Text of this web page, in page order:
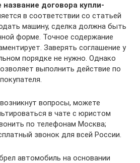
договора купли-
в соответствии со статьей
машину, сделка должна быть
форме. Точное содержание
Заверять соглашение у
порядке не нужно. Однако
выполнить действие по
вопросы, можете
в чате с юристом
по телефонам Москва;
звонок для всей России.
автомобиль на основании